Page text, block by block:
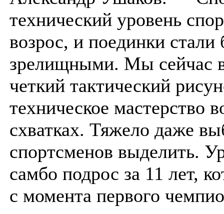
технический уровень
возрос, и поединки стали
зрелищными. Мы сейчас
четкий тактический
техническое мастерство
схватках. Тяжело даже
спортсменов выделить.
самбо подрос за 11 лет,
с момента первого